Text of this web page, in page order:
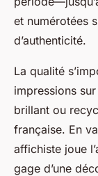
et numérotées
d’authenticité.
La qualité
impressions
brillant ou
française. En
affichiste joue
gage d’une